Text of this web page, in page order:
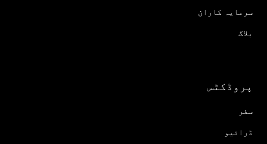
سرمایہ کاران
بلاگ
پروڈکٹس
سفر
ڈرائیو